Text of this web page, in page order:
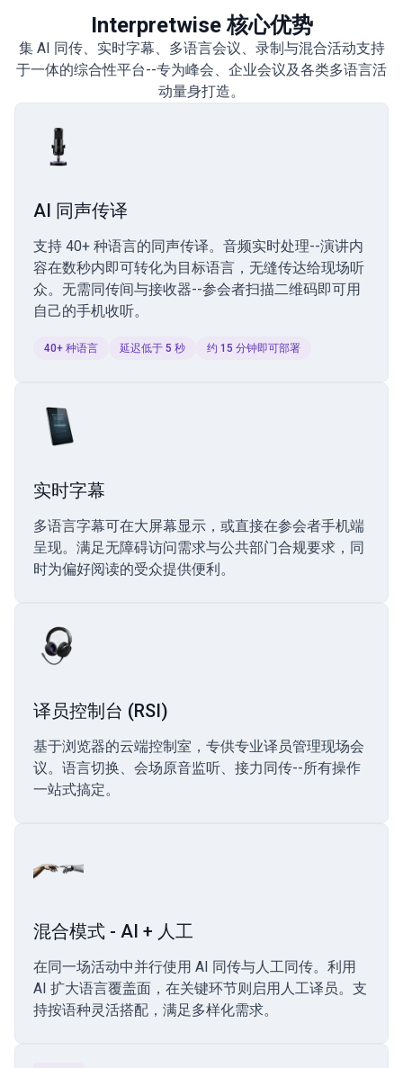
Interpretwise 核心优势
集 AI 同传、实时字幕、多语言会议、录制与混合活动支持
于一体的综合性平台--专为峰会、企业会议及各类多语言活
动量身打造。
AI 同声传译
支持 40+ 种语言的同声传译。音频实时处理--演讲内
容在数秒内即可转化为目标语言，无缝传达给现场听
众。无需同传间与接收器--参会者扫描二维码即可用
自己的手机收听。
40+ 种语言 延迟低于 5 秒 约 15 分钟即可部署
实时字幕
多语言字幕可在大屏幕显示，或直接在参会者手机端
呈现。满足无障碍访问需求与公共部门合规要求，同
时为偏好阅读的受众提供便利。
译员控制台 (RSI)
基于浏览器的云端控制室，专供专业译员管理现场会
议。语言切换、会场原音监听、接力同传--所有操作
一站式搞定。
混合模式 - AI + 人工
在同一场活动中并行使用 AI 同传与人工同传。利用
AI 扩大语言覆盖面，在关键环节则启用人工译员。支
持按语种灵活搭配，满足多样化需求。